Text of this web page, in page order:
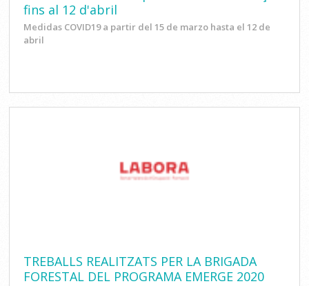
fins al 12 d'abril
Medidas COVID19 a partir del 15 de marzo hasta el 12 de
abril
TREBALLS REALITZATS PER LA BRIGADA
FORESTAL DEL PROGRAMA EMERGE 2020